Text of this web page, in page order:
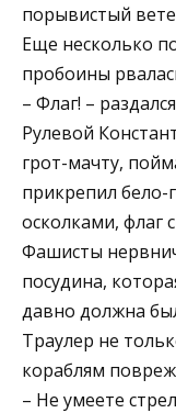
порывистый
Еще несколько
пробоины
– Флаг! –
Рулевой
грот-мачту,
прикрепил бело-
осколками, флаг
Фашисты
посудина,
давно должна
Траулер не
кораблям
– Не умеете